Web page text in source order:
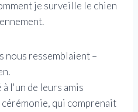
je surveille le chien
nous ressemblaient –
à l'un de leurs amis
qui comprenait